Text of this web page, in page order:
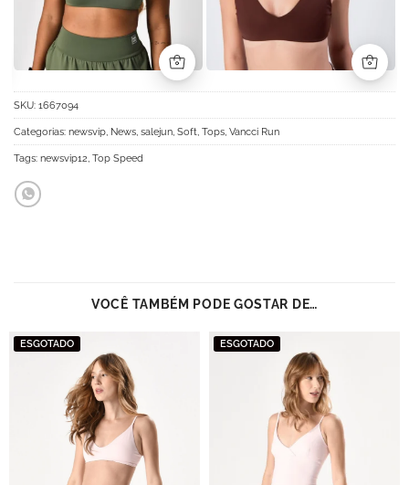
SKU: 1667094
Categorias: newsvip, News, salejun, Soft, Tops, Vancci Run
Tags: newsvip12, Top Speed
VOCÊ TAMBÉM PODE GOSTAR DE…
ESGOTADO ESGOTADO